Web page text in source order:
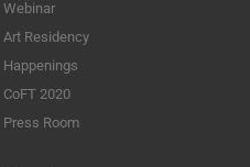
Webinar
Art Residency
Happenings
CoFT 2020
Press Room